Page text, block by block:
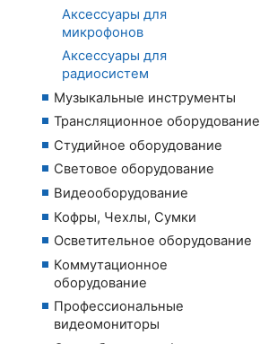
Аксессуары для
микрофонов
Аксессуары для
радиосистем
Музыкальные инструменты
Трансляционное оборудование
Студийное оборудование
Световое оборудование
Видеооборудование
Кофры, Чехлы, Сумки
Осветительное оборудование
Коммутационное
оборудование
Профессиональные
видеомониторы